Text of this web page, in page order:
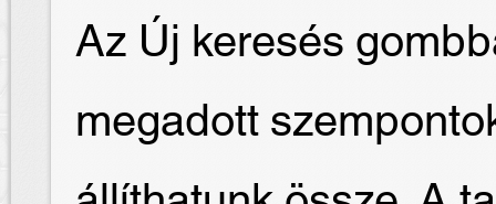
Az Új keresés
megadott